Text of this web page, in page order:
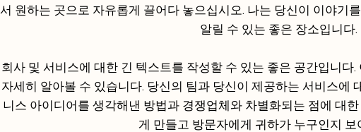
서 원하는 곳으로 자유롭게 끌어다 놓으십시오. 나는 당신이 이야기
알릴 수 있는 좋은 장소입니다.
회사 및 서비스에 대한 긴 텍스트를 작성할 수 있는 좋은 공간입니다
자세히 알아볼 수 있습니다. 당신의 팀과 당신이 제공하는 서비스에
니스 아이디어를 생각해낸 방법과 경쟁업체와 차별화되는 점에 대
게 만들고 방문자에게 귀하가 누구인지 보